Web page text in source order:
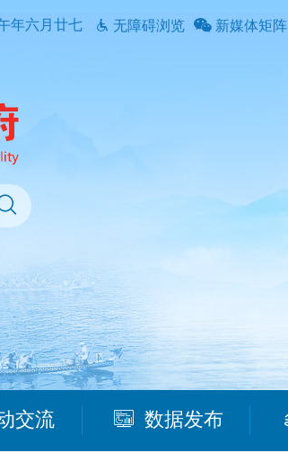
年六月廿七 无障碍浏览 新媒体矩阵
交流 数据发布